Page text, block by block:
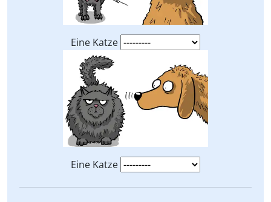
Eine Katze
Eine Katze